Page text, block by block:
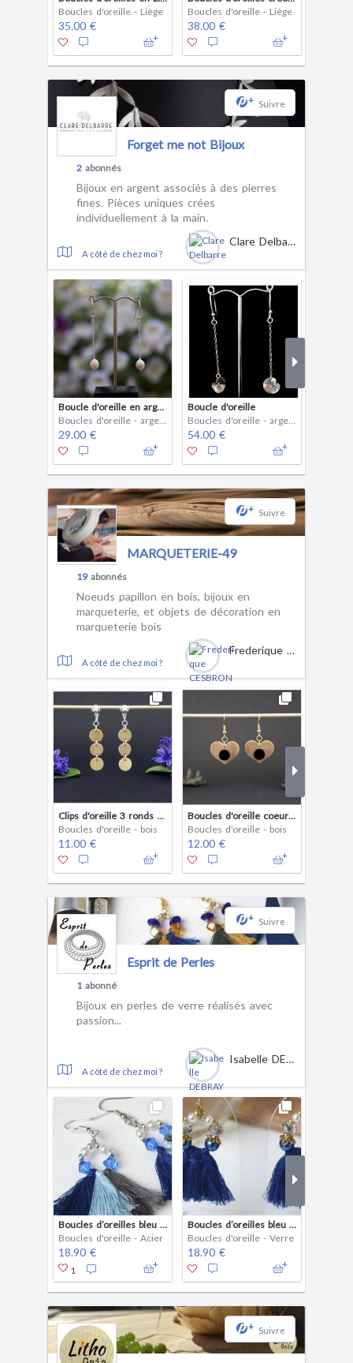
Boucles d'oreille - Liège
35.00 €
Boucles d'oreille - Liège
38.00 €
+ Suivre
Forget me not Bijoux
2 abonnés
Bijoux en argent associés à des pierres
fines. Pièces uniques crées
individuellement à la main.
A côté de chez moi ?
Clare Delbarre
Boucle d'oreille en argent
Boucles d'oreille - argent
29.00 €
Boucle d'oreille
Boucles d'oreille - argent
54.00 €
+ Suivre
MARQUETERIE-49
19abonnés
Noeuds papillon en bois, bijoux en
marqueterie, et objets de décoration en
marqueterie bois
A côté de chez moi ?
Frederique CESBRON
Clips d'oreille 3 ronds en bois
Boucles d'oreille - bois
11.00 €
Boucles d'oreille coeur en bois bicolores
Boucles d'oreille - bois
12.00 €
+ Suivre
Esprit de Perles
1abonné
Bijoux en perles de verre réalisés avec
passion...
A côté de chez moi ?
Isabelle DEBRAY
Boucles d’oreilles bleu gris et argent Gipsy, boucles d’oreilles pompon perlé, boucles d’oreilles Hippie, boucles d’oreilles bohèmes
Boucles d'oreille - Acier
18.90 €
1
Boucles d’oreilles bleu et doré Gipsy, boucles d’oreilles pompon perlé, boucles d’oreilles Hippie, boucles d’oreilles bohèmes
Boucles d'oreille - Verre
18.90 €
+ Suivre